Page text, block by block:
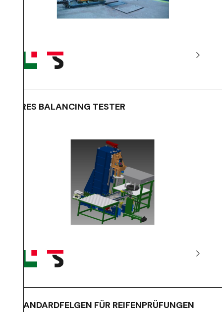
TIRES BALANCING TESTER
STANDARDFELGEN FÜR REIFENPRÜFUNGEN